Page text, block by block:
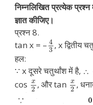
निम्नलिखित प्रत्येक
ज्ञात कीजिए।
प्रश्न 8.
tan x = – 4
3 , x द्वितीय
हल:
∵ x दूसरे चतुर्थांश में है, ∴
cos
x
2 , और tan x
2 ,